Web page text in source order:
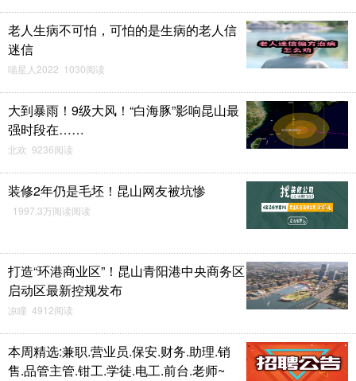
老人生病不可怕，可怕的是生病的老人信
迷信
喵星人2022 1030阅读
大到暴雨！9级大风！“白海豚”影响昆山最
强时段在……
北欢 9236阅读
装修2年仍是毛坯！昆山网友被坑惨
1997.3万阅读阅读
打造“环港商业区”！昆山青阳港中央商务区
启动区最新控规发布
凉瞳 4912阅读
本周精选:兼职.营业员.保安.财务.助理.销
售.品管主管.钳工.学徒.电工.前台.老师~